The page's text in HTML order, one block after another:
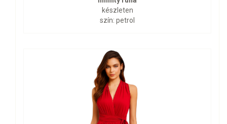
készleten
szín: petrol